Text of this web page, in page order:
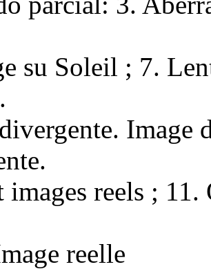
su Soleil ; 7.
Image
images reels ;
reelle